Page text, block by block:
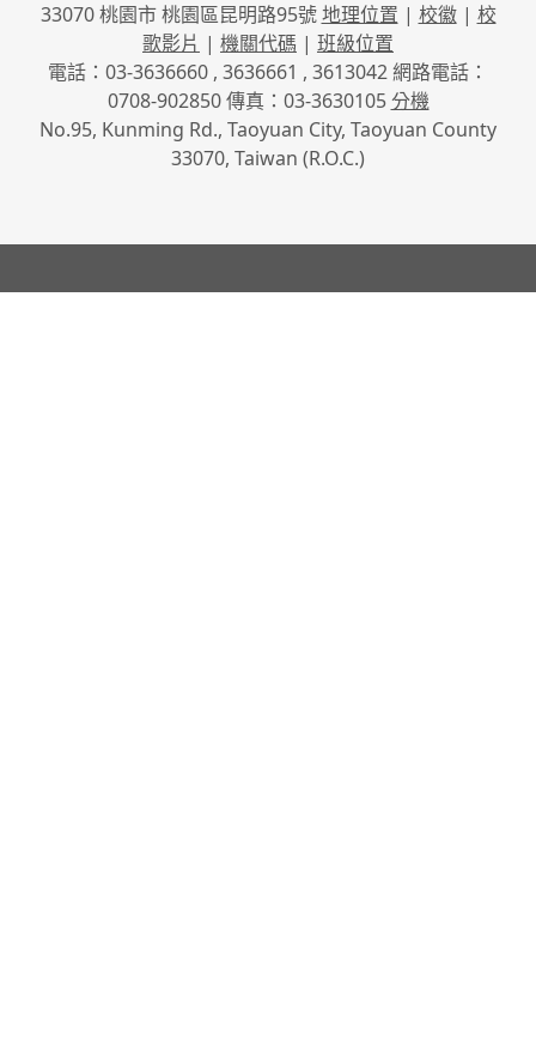
33070 桃園市 桃園區昆明路95號地理位置 | 校徽| 校
歌影片 | 機關代碼 | 班級位置
電話：03-3636660 , 3636661 , 3613042 網路電話：
0708-902850 傳真：03-3630105分機
No.95, Kunming Rd., Taoyuan City, Taoyuan County
33070, Taiwan (R.O.C.)